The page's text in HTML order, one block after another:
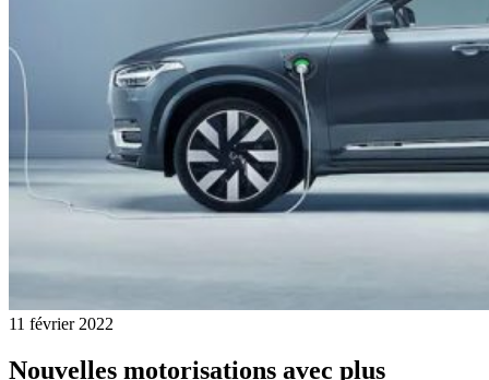
11 février 2022
Nouvelles motorisations avec plus